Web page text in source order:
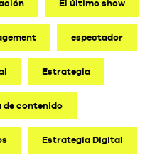
El último show
espectador
Estrategia
contenido
Estrategia Digital